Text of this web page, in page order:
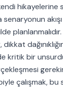
hikayelerine
senaryonun
kritik bir
çalışmak, bu